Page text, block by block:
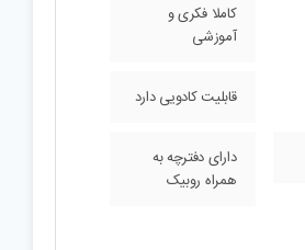
کاملا فکری و
آموزشی
قابلیت کادویی دارد
دارای دفترچه به
همراه روبیک